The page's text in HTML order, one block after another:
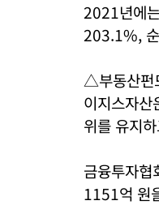
2021년에
203.1%,
△부동산펀
이지스자
위를 유지
금융투자
1151억 원